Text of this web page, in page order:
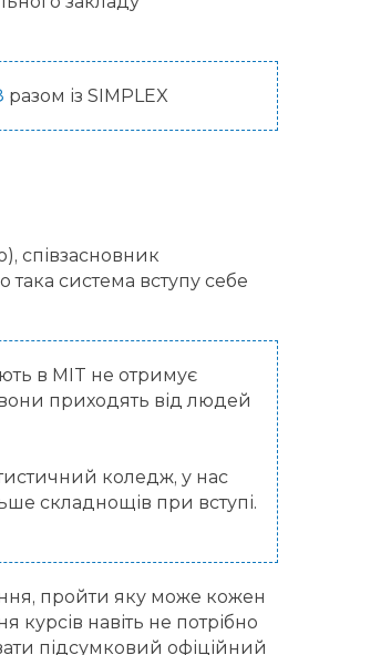
разом із SIMPLEX
співзасновник
система вступу себе
в MIT не отримує
приходять від людей
коледж, у нас
складнощів при вступі.
пройти яку може кожен
курсів навіть не потрібно
підсумковий офіційний